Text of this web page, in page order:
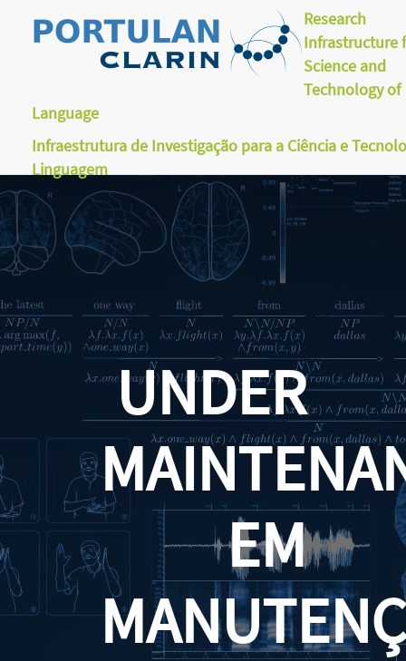
Research
Infrastructure
Science and
Technology of
Language
Infraestrutura de Investigação para a Ciência e
Linguagem
UNDER
EM